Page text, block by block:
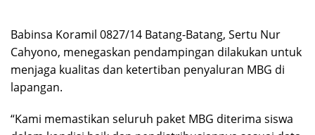
Babinsa Koramil 0827/14 Batang-Batang, Sertu Nur
Cahyono, menegaskan pendampingan dilakukan untuk
menjaga kualitas dan ketertiban penyaluran MBG di
lapangan.
“Kami memastikan seluruh paket MBG diterima siswa